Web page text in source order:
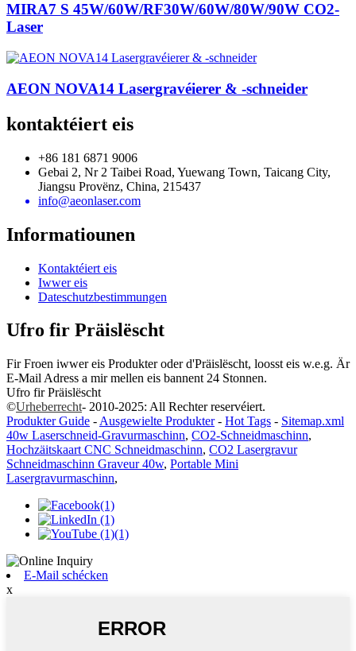
MIRA7 S 45W/60W/RF30W/60W/80W/90W CO2-
Laser
AEON NOVA14 Lasergravéierer & -schneider
kontaktéiert eis
+86 181 6871 9006
Gebai 2, Nr 2 Taibei Road, Yuewang Town, Taicang City,
Jiangsu Provënz, China, 215437
info@aeonlaser.com
Informatiounen
Kontaktéiert eis
Iwwer eis
Dateschutzbestimmungen
Ufro fir Präislëscht
Fir Froen iwwer eis Produkter oder d'Präislëscht, loosst eis w.e.g. Är
E-Mail Adress a mir mellen eis bannent 24 Stonnen.
Ufro fir Präislëscht
©Urheberrecht- 2010-2025: All Rechter reservéiert.
Produkter Guide - Ausgewielte Produkter- Hot Tags - Sitemap.xml
40w Laserschneid-Gravurmaschinn, CO2-Schneidmaschinn,
Hochzäitskaart CNC Schneidmaschinn, CO2 Lasergravur
Schneidmaschinn Graveur 40w, Portable Mini
Lasergravurmaschinn,
E-Mail schécken
x